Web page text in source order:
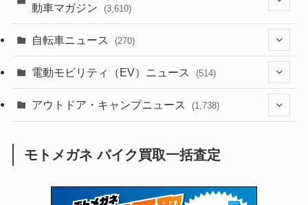
(640)
(118)
(60)
(31)
(51)
(252)
(38)
(24)
(16)
(249)
(64)
(16)
(306)
(6,964)
(2,474)
(249)
(1,226)
(12)(66)
(16)
(1,144)
(166)
動車マガジン (3,610)
(188)
(137)
(75)
(2,744)
(126)
自転車ニュース (270)
(54)
(211)
電動モビリティ（EV）ニュース (514)
(132)
(171)
(118)
アウトドア・キャンプニュース (1,738)
(1,605)
モトメガネ バイク買取一括査定